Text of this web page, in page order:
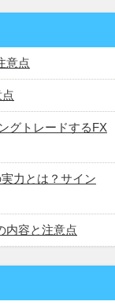
意点
グトレードするFX
力とは？サイン
内容と注意点